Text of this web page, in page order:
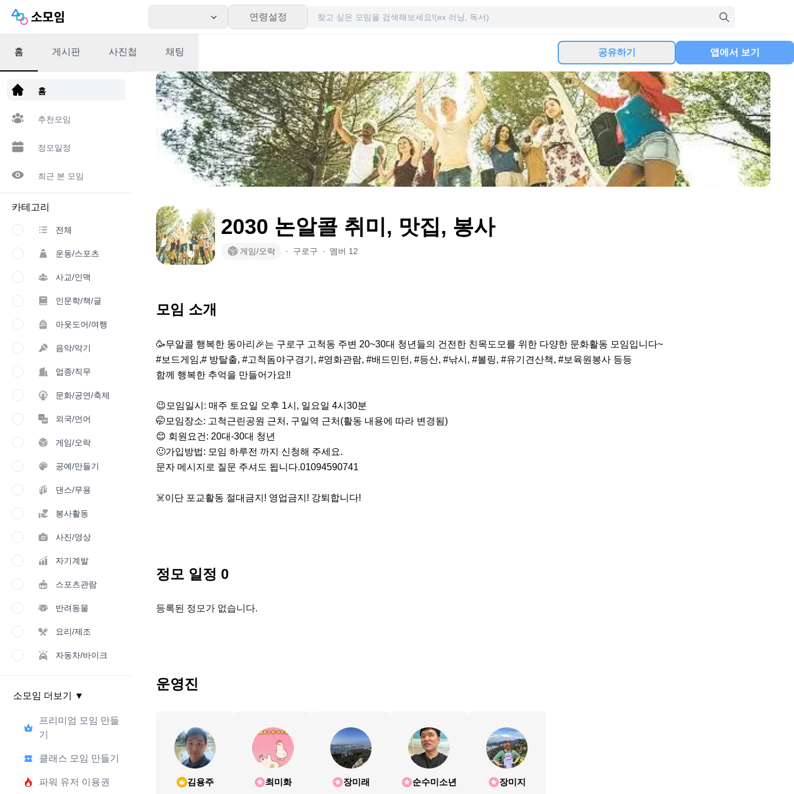
연령설정
앱 다운로드
홈
추천모임
정모일정
최근 본 모임
카테고리
전체
운동/스포츠
사교/인맥
인문학/책/글
아웃도어/여행
음악/악기
업종/직무
문화/공연/축제
외국/언어
게임/오락
공예/만들기
댄스/무용
봉사활동
사진/영상
자기계발
스포츠관람
반려동물
요리/제조
자동차/바이크
소모임 더보기 ▼
프리미엄 모임 만들
기
클래스 모임 만들기
파워 유저 이용권
홈 게시판 사진첩 채팅 공유하기 앱에서 보기
2030 논알콜 취미, 맛집, 봉사
게임/오락 ∙ 구로구 ∙ 멤버 12
모임 소개
🥳무알콜 행복한 동아리🎉는 구로구 고척동 주변 20~30대 청년들의 건전한 친목도모를 위한 다양한 문화활동 모임입니다~
#보드게임,# 방탈출, #고척돔야구경기, #영화관람, #배드민턴, #등산, #낚시, #볼링, #유기견산책, #보육원봉사 등등
함께 행복한 추억을 만들어가요!!
😉모임일시: 매주 토요일 오후 1시, 일요일 4시30분
🤭모임장소: 고척근린공원 근처, 구일역 근처(활동 내용에 따라 변경됨)
😊 회원요건: 20대-30대 청년
🙂가입방법: 모임 하루전 까지 신청해 주세요.
문자 메시지로 질문 주셔도 됩니다.01094590741
☠️이단 포교활동 절대금지! 영업금지! 강퇴합니다!
정모 일정 0
등록된 정모가 없습니다.
운영진
김용주 최미화 장미래 순수미소년 장미지